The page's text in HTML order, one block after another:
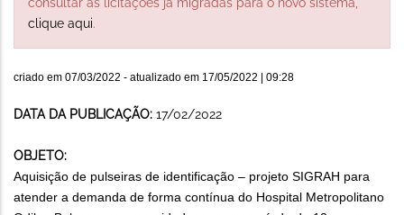
clique aqui.
criado em 07/03/2022 - atualizado em 17/05/2022 | 09:28
DATA DA PUBLICAÇÃO: 17/02/2022
OBJETO:
Aquisição de pulseiras de identificação – projeto SIGRAH para
atender a demanda de forma contínua do Hospital Metropolitano